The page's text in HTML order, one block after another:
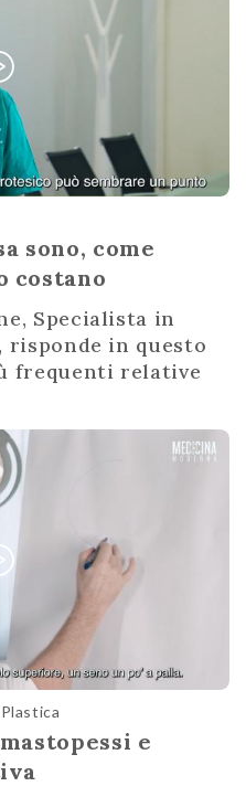
sono, come
costano
Specialista in
risponde in questo
frequenti relative
e